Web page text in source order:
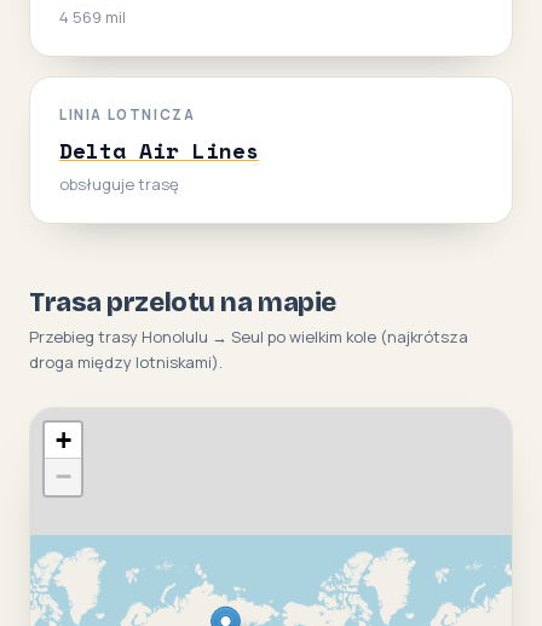
4 569 mil
LINIA LOTNICZA
Delta Air Lines
obsługuje trasę
Trasa przelotu na mapie
Przebieg trasy Honolulu → Seul po wielkim kole (najkrótsza
droga między lotniskami).
+
−